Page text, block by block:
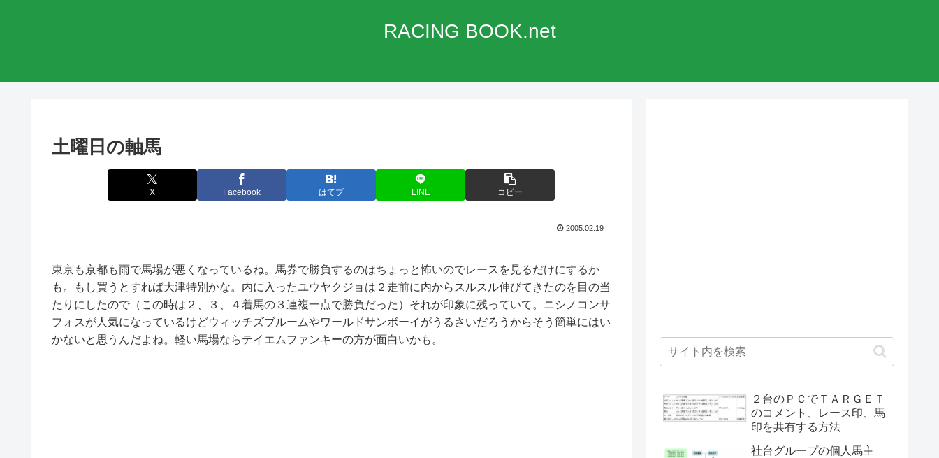
RACING BOOK.net
土曜日の軸馬
X Facebook はてブ LINE コピー
2005.02.19
東京も京都も雨で馬場が悪くなっているね。馬券で勝負するのはちょっと怖いのでレースを見るだけにするか
も。もし買うとすれば大津特別かな。内に入ったユウヤクジョは２走前に内からスルスル伸びてきたのを目の当
たりにしたので（この時は２、３、４着馬の３連複一点で勝負だった）それが印象に残っていて。ニシノコンサ
フォスが人気になっているけどウィッチズブルームやワールドサンボーイがうるさいだろうからそう簡単にはい
かないと思うんだよね。軽い馬場ならテイエムファンキーの方が面白いかも。
２台のＰＣでＴＡＲＧＥＴ
のコメント、レース印、馬
印を共有する方法
社台グループの個人馬主